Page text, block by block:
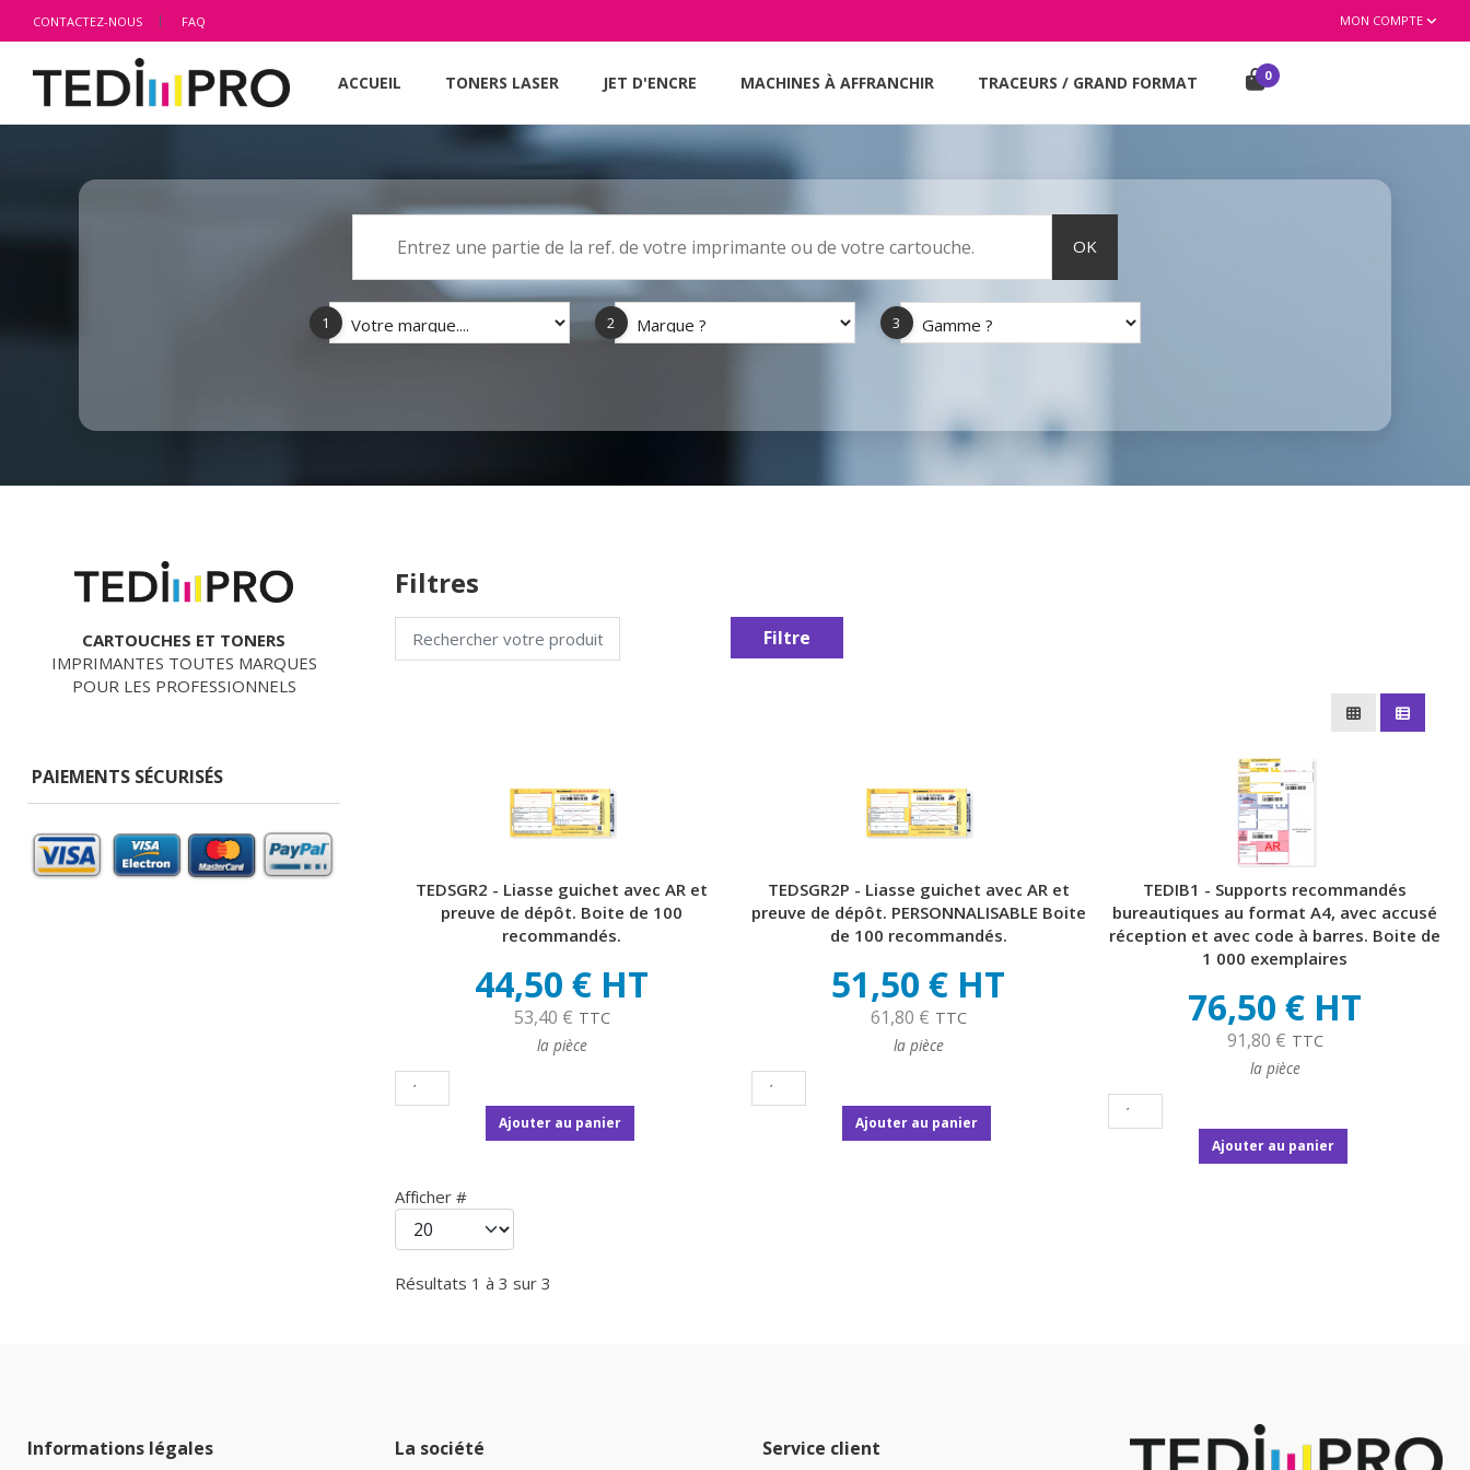
CONTACTEZ-NOUS FAQ MON COMPTE
ACCUEIL TONERS LASER JET D'ENCRE MACHINES À AFFRANCHIR TRACEURS / GRAND FORMAT 0
OK
1 2 3
CARTOUCHES ET TONERS
IMPRIMANTES TOUTES MARQUES
POUR LES PROFESSIONNELS
PAIEMENTS SÉCURISÉS
Filtres
TEDSGR2 - Liasse guichet avec AR et
preuve de dépôt. Boite de 100
recommandés.
44,50 € HT
53,40 € TTC
la pièce
Ajouter au panier
TEDSGR2P - Liasse guichet avec AR et
preuve de dépôt. PERSONNALISABLE Boite
de 100 recommandés.
51,50 € HT
61,80 € TTC
la pièce
Ajouter au panier
TEDIB1 - Supports recommandés
bureautiques au format A4, avec accusé
réception et avec code à barres. Boite de
1 000 exemplaires
76,50 € HT
91,80 € TTC
la pièce
Ajouter au panier
Afficher #
Résultats 1 à 3 sur 3
Informations légales La société Service client